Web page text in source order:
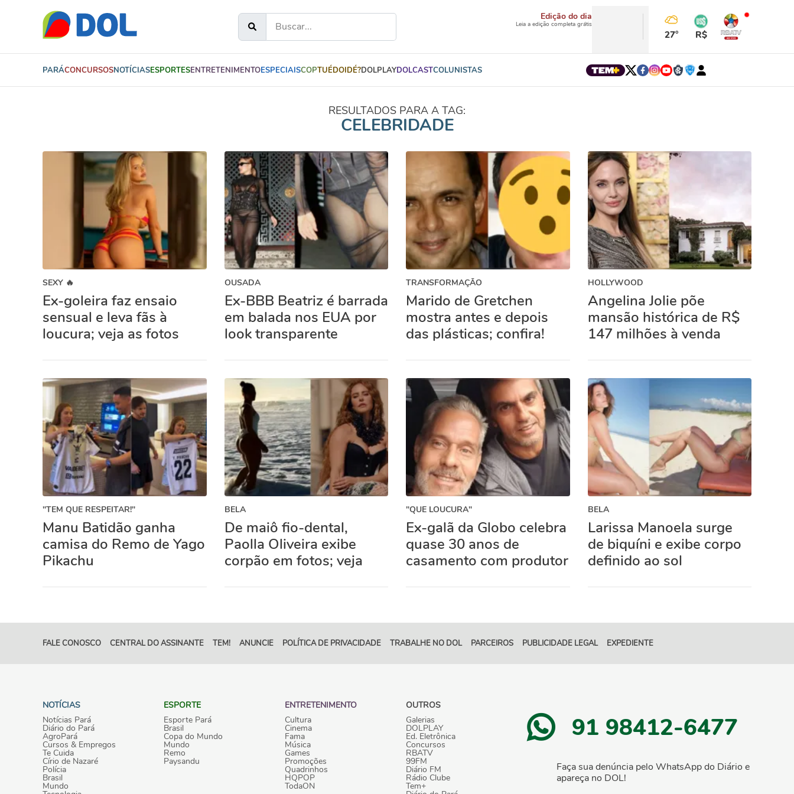
Edição do dia
Leia a edição completa grátis
27° R$
PARÁCONCURSOSNOTÍCIASESPORTESENTRETENIMENTOESPECIAISCOPTUÉDOIDÉ?DOLPLAYDOLCASTCOLUNISTAS
RESULTADOS PARA A TAG:
CELEBRIDADE
SEXY 🔥
Ex-goleira faz ensaio
sensual e leva fãs à
loucura; veja as fotos
OUSADA
Ex-BBB Beatriz é barrada
em balada nos EUA por
look transparente
TRANSFORMAÇÃO
Marido de Gretchen
mostra antes e depois
das plásticas; confira!
HOLLYWOOD
Angelina Jolie põe
mansão histórica de R$
147 milhões à venda
"TEM QUE RESPEITAR!"
Manu Batidão ganha
camisa do Remo de Yago
Pikachu
BELA
De maiô fio-dental,
Paolla Oliveira exibe
corpão em fotos; veja
"QUE LOUCURA"
Ex-galã da Globo celebra
quase 30 anos de
casamento com produtor
BELA
Larissa Manoela surge
de biquíni e exibe corpo
definido ao sol
FALE CONOSCO CENTRAL DO ASSINANTE TEM! ANUNCIE POLÍTICA DE PRIVACIDADE TRABALHE NO DOL PARCEIROS PUBLICIDADE LEGAL EXPEDIENTE
NOTÍCIAS
Notícias Pará
Diário do Pará
AgroPará
Cursos & Empregos
Te Cuida
Círio de Nazaré
Polícia
Brasil
Mundo
ESPORTE
Esporte Pará
Brasil
Copa do Mundo
Mundo
Remo
Paysandu
ENTRETENIMENTO
Cultura
Cinema
Fama
Música
Games
Promoções
Quadrinhos
HQPOP
TodaON
OUTROS
Galerias
DOLPLAY
Ed. Eletrônica
Concursos
RBATV
99FM
Diário FM
Rádio Clube
Tem+
91 98412-6477
Faça sua denúncia pelo WhatsApp do Diário e
apareça no DOL!